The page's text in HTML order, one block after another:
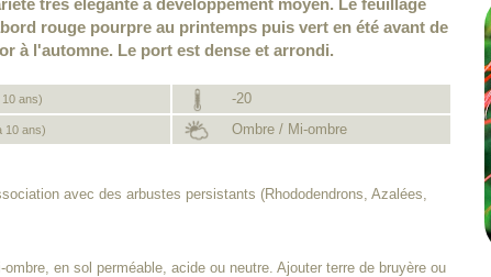
très élégante à développement moyen. Le feuillage
rouge pourpre au printemps puis vert en été avant de
à l'automne. Le port est dense et arrondi.
ans)
-20
10 ans) Ombre / Mi-ombre
avec des arbustes persistants (Rhododendrons, Azalées,
ombre, en sol perméable, acide ou neutre. Ajouter terre de bruyère ou